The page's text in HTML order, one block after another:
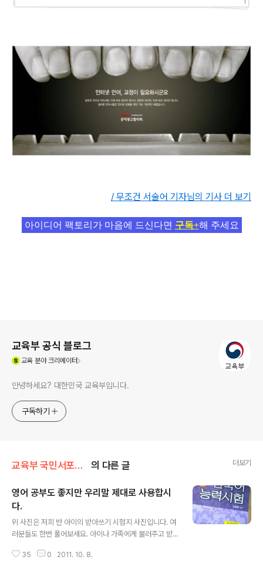
/ 무조건 서술어 기자님의 기사 더 보기
아이디어 팩토리가 마음에 드신다면 구독+해 주세요
교육부 공식 블로그
교육분야 크리에이터
안녕하세요? 대한민국 교육부입니다.
구독하기
교육부 국민서포터즈 의 다른 글 더보기
영어 공부도 좋지만 우리말 제대로 사용합시
다.
위 사진은 저희 반 아이의 받아쓰기 시험지 사진입니다. 여
러분들도 한번 풀어보세요. 아이나 가족에게 불러주고 받
흩어집니다. 2. 삶의 뒷전으로 내몰았던 웃음 3. 시간에 쫓
35 0 2011. 10. 8.